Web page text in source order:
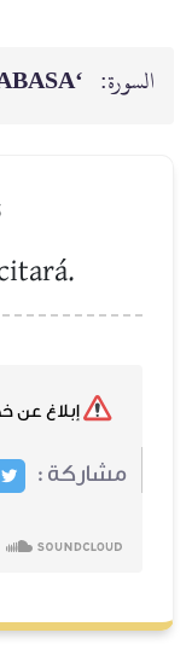
السورة: ‘ABASA
مشاركة :